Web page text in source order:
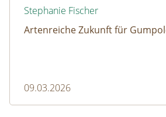
Stephanie Fischer
Artenreiche Zukunft für
09.03.2026